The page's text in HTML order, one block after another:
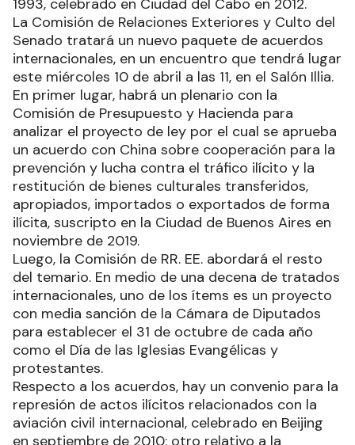
1993, celebrado en Ciudad del Cabo en 2012.
La Comisión de Relaciones Exteriores y Culto del
Senado tratará un nuevo paquete de acuerdos
internacionales, en un encuentro que tendrá lugar
este miércoles 10 de abril a las 11, en el Salón Illia.
En primer lugar, habrá un plenario con la
Comisión de Presupuesto y Hacienda para
analizar el proyecto de ley por el cual se aprueba
un acuerdo con China sobre cooperación para la
prevención y lucha contra el tráfico ilícito y la
restitución de bienes culturales transferidos,
apropiados, importados o exportados de forma
ilícita, suscripto en la Ciudad de Buenos Aires en
noviembre de 2019.
Luego, la Comisión de RR. EE. abordará el resto
del temario. En medio de una decena de tratados
internacionales, uno de los ítems es un proyecto
con media sanción de la Cámara de Diputados
para establecer el 31 de octubre de cada año
como el Día de las Iglesias Evangélicas y
protestantes.
Respecto a los acuerdos, hay un convenio para la
represión de actos ilícitos relacionados con la
aviación civil internacional, celebrado en Beijing
en septiembre de 2010; otro relativo a la